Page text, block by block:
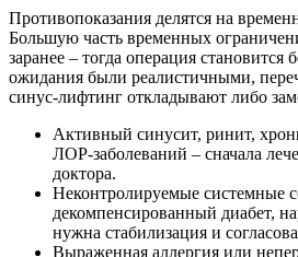
Противопоказания делятся на
Большую часть временных
заранее – тогда операция становится
ожидания были реалистичными,
синус-лифтинг откладывают либо
Активный синусит, ринит,
ЛОР-заболеваний – сначала
доктора.
Неконтролируемые системные
декомпенсированный диабет,
нужна стабилизация и
Выраженная аллергия или